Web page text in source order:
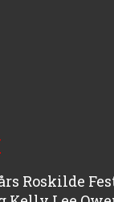
Roskilde